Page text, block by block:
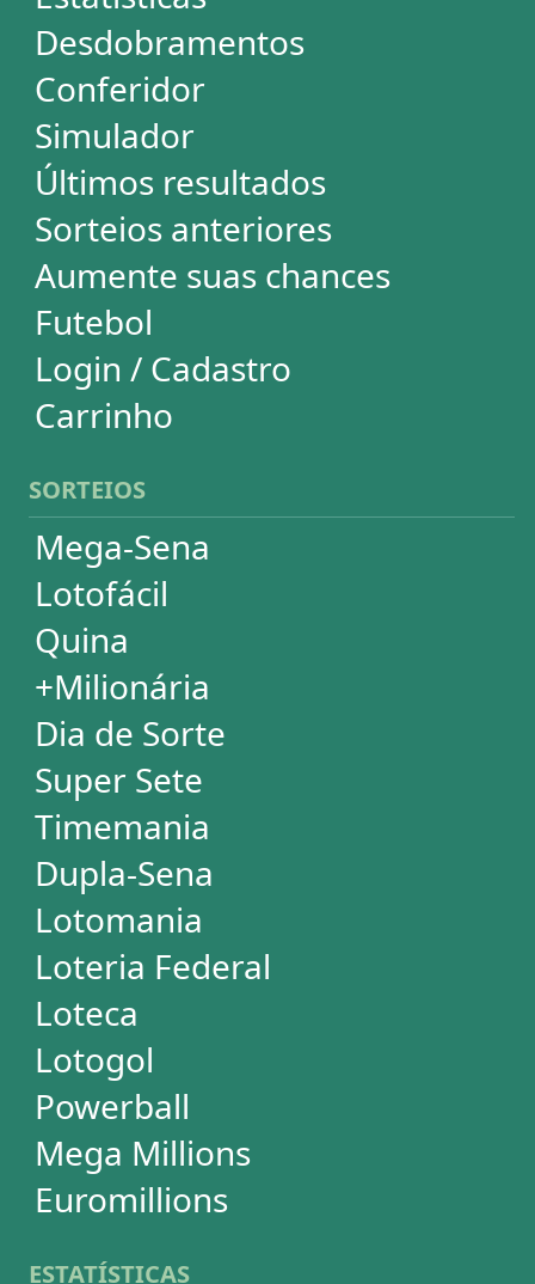
Mega-Sena
Lotofácil
Quina
+Milionária
Dia de Sorte
Super Sete
Timemania
Dupla-Sena
Lotomania
Loteria Federal
Lotogol
Powerball
Mega Millions
Euromillions
ESTATÍSTICAS
Mega-Sena
Lotofácil
Quina
+Milionária
Dia de Sorte
Super Sete
Timemania
Dupla-Sena
Lotomania
Powerball
Mega Millions
Euromillions
DESDOBRAMENTOS